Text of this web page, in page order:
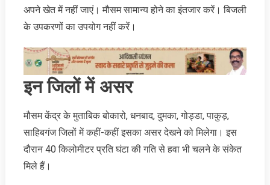
अपने खेत में नहीं जाएं। मौसम सामान्‍य होने का इंतजार करें। बिजली
के उपकरणों का उपयोग नहीं करें।
इन जिलों में असर
मौसम केंद्र के मुताबिक बोकारो, धनबाद, दुमका, गोड्डा, पाकुड़,
साहिबगंज जिलों में कहीं-कहीं इसका असर देखने को मिलेगा। इस
दौरान 40 किलोमीटर प्रति घंटा की गति से हवा भी चलने के संकेत
मिले हैं।